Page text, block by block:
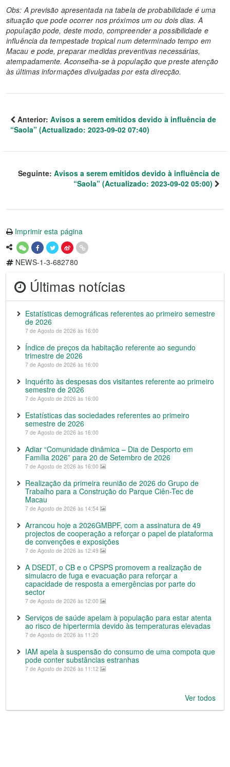
Obs: A previsão apresentada na tabela de probabilidade é uma
situação que pode ocorrer nos próximos um ou dois dias. A
população pode, deste modo, compreender a possibilidade e
influência da tempestade tropical num determinado tempo em
Macau e pode, preparar medidas preventivas necessárias,
atempadamente. Aconselha-se à população que preste atenção
às últimas informações divulgadas por esta direcção.
Anterior: Avisos a serem emitidos devido à influência de
“Saola” (Actualizado: 2023-09-02 07:40)
Seguinte: Avisos a serem emitidos devido à influência de
“Saola” (Actualizado: 2023-09-02 05:00)
Imprimir esta página
NEWS-1-3-682780
Últimas notícias
Estatísticas demográficas referentes ao primeiro semestre
de 2026
7 de Agosto de 2026 às 16:00
Índice de preços da habitação referente ao segundo
trimestre de 2026
7 de Agosto de 2026 às 16:00
Inquérito às despesas dos visitantes referente ao primeiro
semestre de 2026
7 de Agosto de 2026 às 16:00
Estatísticas das sociedades referentes ao primeiro
semestre de 2026
7 de Agosto de 2026 às 16:00
Adiar “Comunidade dinâmica – Dia de Desporto em
Família 2026” para 20 de Setembro de 2026
7 de Agosto de 2026 às 16:00
Realização da primeira reunião de 2026 do Grupo de
Trabalho para a Construção do Parque Ciên-Tec de
Macau
7 de Agosto de 2026 às 14:54
Arrancou hoje a 2026GMBPF, com a assinatura de 49
projectos de cooperação a reforçar o papel de plataforma
de convenções e exposições
7 de Agosto de 2026 às 12:49
A DSEDT, o CB e o CPSPS promovem a realização de
simulacro de fuga e evacuação para reforçar a
capacidade de resposta a emergências por parte do
sector
7 de Agosto de 2026 às 12:00
Serviços de saúde apelam à população para estar atenta
ao risco de hipertermia devido às temperaturas elevadas
7 de Agosto de 2026 às 11:20
IAM apela à suspensão do consumo de uma compota que
pode conter substâncias estranhas
7 de Agosto de 2026 às 11:12
Ver todos